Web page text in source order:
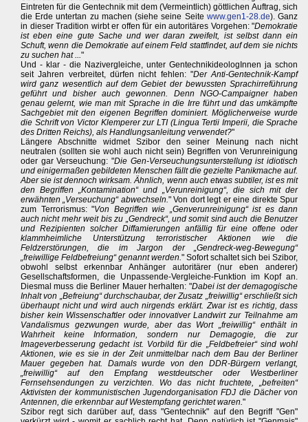
Eintreten für die Gentechnik mit dem (Vermeintlich) göttlichen Auftrag, sich
die Erde untertan zu machen (siehe seine Seite www.gen1-28.de). Ganz
in dieser Tradition wirbt er offen für ein autoritäres Vorgehen: "Demokratie
ist eben eine gute Sache und wer daran zweifelt, ist selbst dann ein
Schuft, wenn die Demokratie auf einem Feld stattfindet, auf dem sie nichts
zu suchen hat ..."
Und - klar - die Nazivergleiche, unter GentechnikideologInnen ja schon
seit Jahren verbreitet, dürfen nicht fehlen: "Der Anti-Gentechnik-Kampf
wird ganz wesentlich auf dem Gebiet der bewussten Sprachirreführung
geführt und bisher auch gewonnen. Denn NGO-Campaigner haben
genau gelernt, wie man mit Sprache in die Irre führt und das umkämpfte
Sachgebiet mit den eigenen Begriffen dominiert. Möglicherweise wurde
die Schrift von Victor Klemperer zur LTI (Lingua Tertii Imperii, die Sprache
des Dritten Reichs), als Handlungsanleitung verwendet?"
Längere Abschnitte widmet Szibor den seiner Meinung nach nicht
neutralen (sollten sie wohl auch nicht sein) Begriffen von Verunreinigung
oder gar Verseuchung: "Die Gen-Verseuchungsunterstellung ist idiotisch
und einigermaßen gebildeten Menschen fällt die gezielte Panikmache auf.
Aber sie ist dennoch wirksam. Ähnlich, wenn auch etwas subtiler, ist es mit
den Begriffen „Kontamination“ und „Verunreinigung“, die sich mit der
erwähnten „Verseuchung“ abwechseln." Von dort legt er eine direkte Spur
zum Terrorismus: "Von Begriffen wie „Genverunreinigung“ ist es dann
auch nicht mehr weit bis zu „Gendreck“, und somit sind auch die Benutzer
und Rezipienten solcher Diffamierungen anfällig für eine offene oder
klammheimliche Unterstützung terroristischer Aktionen wie die
Feldzerstörungen, die im Jargon der „Gendreck-weg-Bewegung“
„freiwillige Feldbefreiung“ genannt werden." Sofort schaltet sich bei Szibor,
obwohl selbst erkennbar Anhänger autoritärer (nur eben anderer)
Gesellschaftsformen, die Unpassende-Vergleiche-Funktion im Kopf an.
Diesmal muss die Berliner Mauer herhalten: "Dabei ist der demagogische
Inhalt von „Befreiung“ durchschaubar, der Zusatz „freiwillig“ erschließt sich
überhaupt nicht und wird auch nirgends erklärt. Zwar ist es richtig, dass
bisher kein Wissenschaftler oder innovativer Landwirt zur Teilnahme am
Vandalismus gezwungen wurde, aber das Wort „freiwillig“ enthält in
Wahrheit keine Information, sondern nur Demagogie, die zur
Imageverbesserung gedacht ist. Vorbild für die „Feldbefreier“ sind wohl
Aktionen, wie es sie in der Zeit unmittelbar nach dem Bau der Berliner
Mauer gegeben hat. Damals wurde von den DDR-Bürgern verlangt,
„freiwillig“ auf den Empfang westdeutscher oder Westberliner
Fernsehsendungen zu verzichten. Wo das nicht fruchtete, „befreiten“
Aktivisten der kommunistischen Jugendorganisation FDJ die Dächer von
Antennen, die erkennbar auf Westempfang gerichtet waren."
Szibor regt sich darüber auf, dass "Gentechnik" auf den Begriff "Gen"